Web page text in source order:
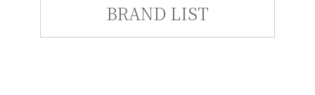
BRAND LIST